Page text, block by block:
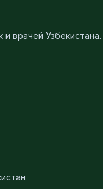
и врачей Узбекистана.